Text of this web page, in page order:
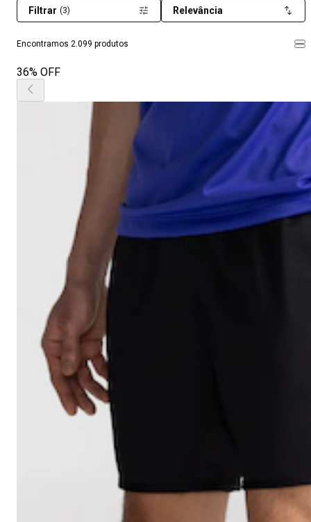
Encontramos 2.099 produtos
Filtrar (3) Relevância
36% OFF